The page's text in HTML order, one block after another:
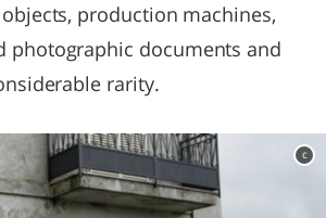
production machines,
photographic documents and
rarity.
c